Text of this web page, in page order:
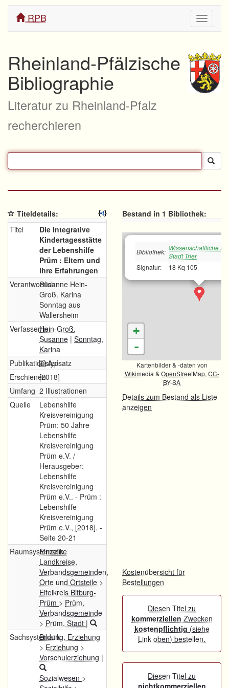
ein/
RPB
Rheinland-Pfälzische
Bibliographie
Literatur zu Rheinland-Pfalz
recherchieren
Titeldetails:
Titel
Die Integrative
Kindertagesstätte
der Lebenshilfe
Prüm : Eltern und
ihre Erfahrungen
VerantwortlichSusanne Hein-
Groß. Karina
Sonntag aus
Wallersheim
Verfasser/inHein-Groß,
Susanne | Sonntag,
Karina
PublikationstypAufsatz
Erschienen[2018]
Umfang 2 Illustrationen
Quelle
Lebenshilfe
Kreisvereinigung
Prüm: 50 Jahre
Lebenshilfe
Kreisvereinigung
Prüm e.V. /
Herausgeber:
Lebenshilfe
Kreisvereinigung
Prüm e.V.. - Prüm :
Lebenshilfe
Kreisvereinigung
Prüm e.V., [2018]. -
Seite 20-21
Raumsystematik
Einzelne
Landkreise,
Verbandsgemeinden,
Orte und Ortsteile >
Eifelkreis Bitburg-
Prüm > Prüm,
Verbandsgemeinde
> Prüm, Stadt |
SachsystematikBildung. Erziehung
> Erziehung >
Vorschulerziehung |
Sozialwesen >
Bestand in 1 Bibliothek:
Bibliothek: Wissenschaftliche
Stadt Trier
Signatur:
18 Kq 105
+
-
Kartenbilder & -daten von
Wikimedia & OpenStreetMap, CC-
BY-SA
Details zum Bestand als Liste
anzeigen
Kostenübersicht für
Bestellungen
Diesen Titel zu
kommerziellen Zwecken
kostenpflichtig (siehe
Link oben) bestellen.
Diesen Titel zu
nichtkommerziellen